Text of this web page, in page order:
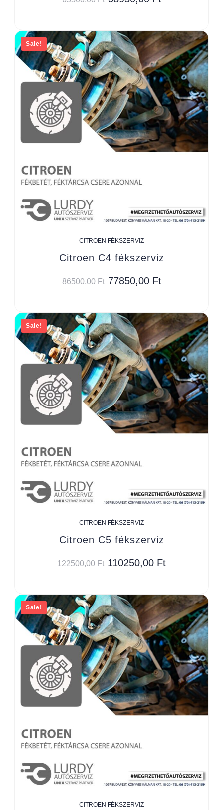
Sale!
CITROEN FÉKSZERVIZ
Citroen C4 fékszerviz
86500,00Ft 77850,00 Ft
Sale!
CITROEN FÉKSZERVIZ
Citroen C5 fékszerviz
122500,00Ft 110250,00 Ft
Sale!
CITROEN FÉKSZERVIZ